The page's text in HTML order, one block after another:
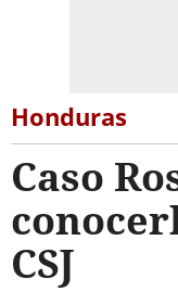
Honduras
Caso
CSJ